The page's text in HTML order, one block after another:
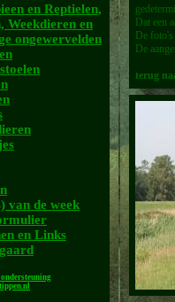
en Reptielen,
Weekdieren en
ongewervelden
van de week
en Links
ondersteuning
Dat een
De
De
terug